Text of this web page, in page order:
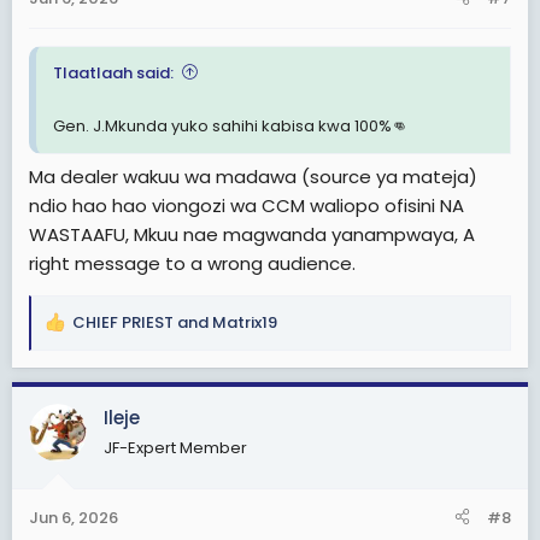
kuendelea kuliongoza Taifa letu kwa muhula wa pili.
Tlaatlaah said:
Gen. J.Mkunda yuko sahihi kabisa kwa 100%👊
Ma dealer wakuu wa madawa (source ya mateja)
ndio hao hao viongozi wa CCM waliopo ofisini NA
WASTAAFU, Mkuu nae magwanda yanampwaya, A
right message to a wrong audience.
R
a
t
i
s
CHIEF PRIEST and Matrix19
Ileje
JF-Expert Member
Jun 6, 2026 #8